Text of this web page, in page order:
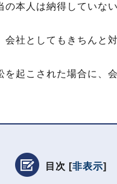
本人は納得していな
社としてもきちんと
起こされた場合に、
目次 [非表示]